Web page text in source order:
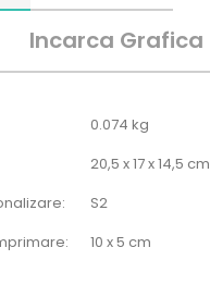
Incarca Grafica
0.074 kg
20,5 x 17 x 14,5 cm
S2
10 x 5 cm